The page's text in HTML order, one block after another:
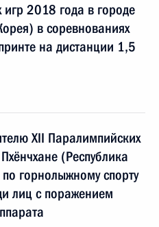
2018 года в городе
в соревнованиях
на дистанции 1,5
XII Паралимпийских
(Республика
горнолыжному спорту
лиц с поражением